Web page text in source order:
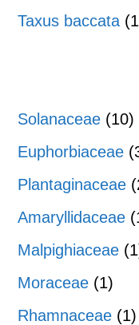
Taxus baccata
Solanaceae (10)
Euphorbiaceae
Plantaginaceae
Amaryllidaceae
Malpighiaceae
Moraceae (1)
Rhamnaceae (1)